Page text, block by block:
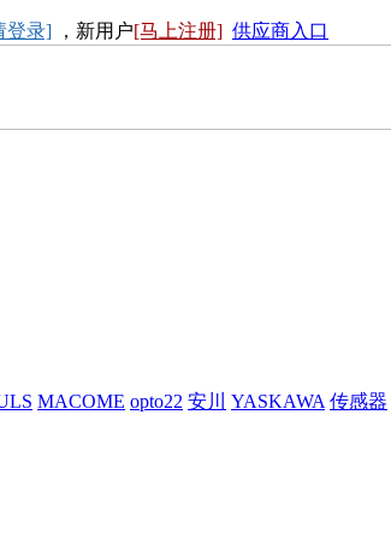
登录] ，新用户[马上注册] 供应商入口
MACOME opto22 安川 YASKAWA 传感器